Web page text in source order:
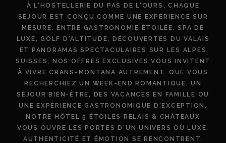
À L'HOSTELLERIE DU PAS DE L'OURS, CHAQUE
SÉJOUR EST CONÇU COMME UNE EXPÉRIENCE SUR
MESURE. ENTRE GASTRONOMIE ÉTOILÉE, SPA DE
LUXE, GOLF D'ALTITUDE, DÉCOUVERTES DU VALAIS
ET PANORAMAS SPECTACULAIRES SUR LES ALPES
SUISSES, NOS OFFRES EXCLUSIVES VOUS INVITENT
À VIVRE CRANS-MONTANA AUTREMENT. QUE VOUS
RECHERCHIEZ UN WEEK-END ROMANTIQUE, UN
SÉJOUR BIEN-ÊTRE, DES VACANCES EN FAMILLE OU
UNE EXPÉRIENCE GASTRONOMIQUE D'EXCEPTION,
NOTRE HÔTEL 5 ÉTOILES RELAIS & CHÂTEAUX
VOUS OUVRE LES PORTES D'UN UNIVERS OÙ LUXE,
AUTHENTICITÉ ET ÉMOTION SE RENCONTRENT.